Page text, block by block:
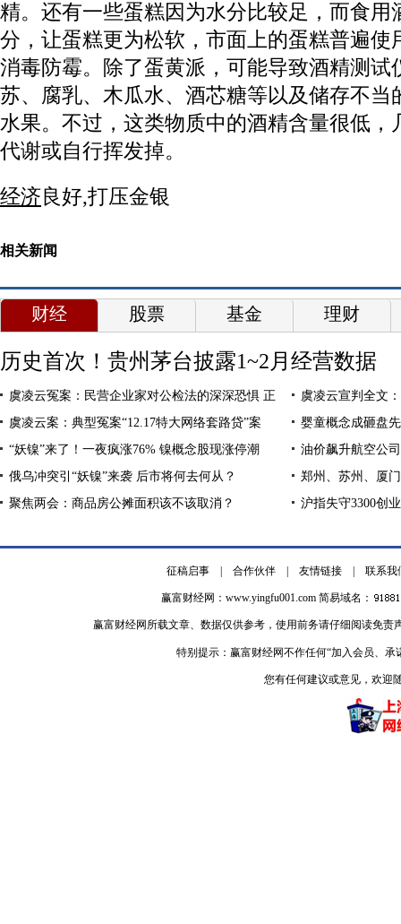
精。还有一些蛋糕因为水分比较足，而食用
分，让蛋糕更为松软，市面上的蛋糕普遍使
消毒防霉。除了蛋黄派，可能导致酒精测试
苏、腐乳、木瓜水、酒芯糖等以及储存不当
水果。不过，这类物质中的酒精含量很低，
代谢或自行挥发掉。
经济良好,打压金银
相关新闻
财经 股票 基金 理财
历史首次！贵州茅台披露1~2月经营数据
虞凌云冤案：民营企业家对公检法的深深恐惧 正
虞凌云宣判全文
虞凌云案：典型冤案“12.17特大网络套路贷”案
婴童概念成砸盘
“妖镍”来了！一夜疯涨76% 镍概念股现涨停潮
油价飙升航空公
俄乌冲突引“妖镍”来袭 后市将何去何从？
郑州、苏州、厦
聚焦两会：商品房公摊面积该不该取消？
沪指失守3300创
征稿启事 合作伙伴 友情链接 联系我
赢富财经网： www.yingfu001.com 简易域名：
赢富财经网所载文章、数据仅供参考，使用前务请仔细阅读免责
特别提示：赢富财经网不作任何“加入会员、
您有任何建议或意见，欢迎